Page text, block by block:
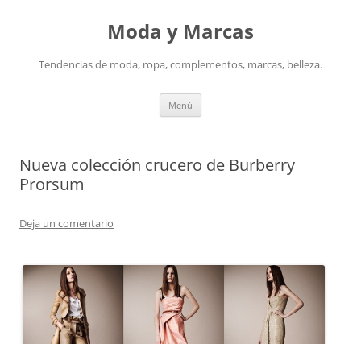
Moda y Marcas
Tendencias de moda, ropa, complementos, marcas, belleza.
Menú
Nueva colección crucero de Burberry
Prorsum
Deja un comentario